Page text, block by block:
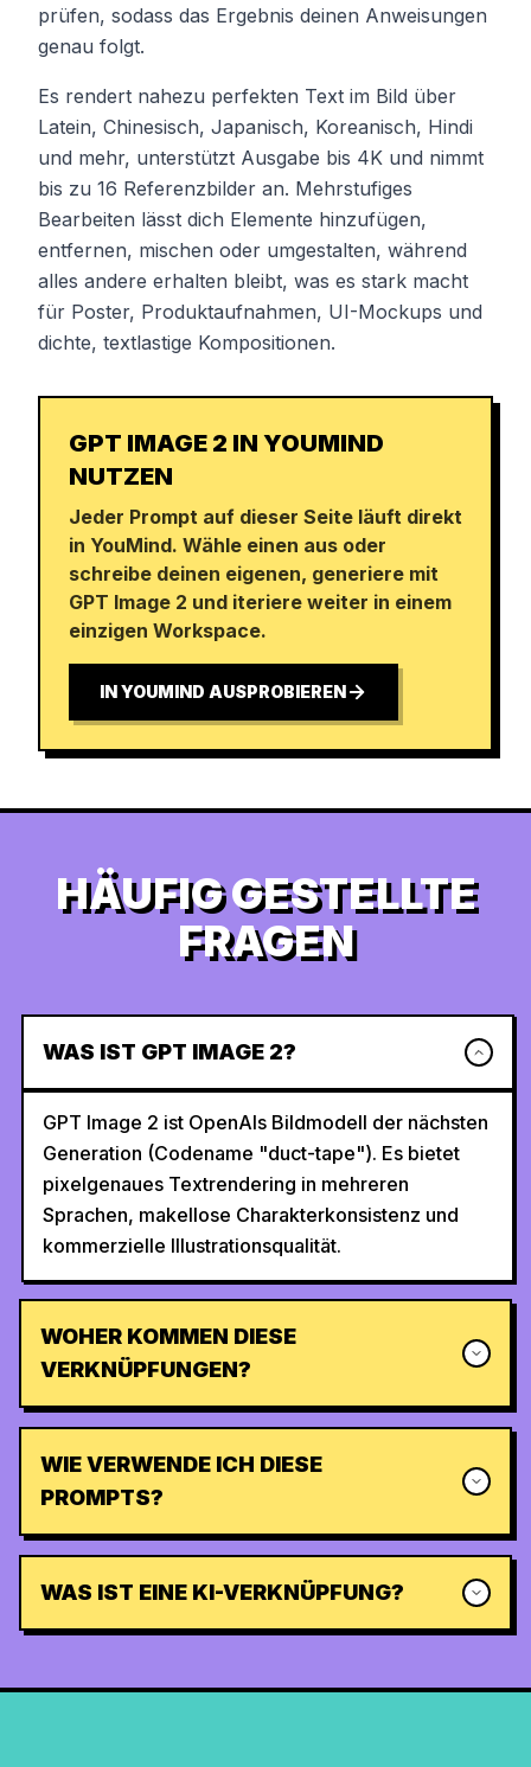
prüfen, sodass das Ergebnis deinen Anweisungen
genau folgt.
Es rendert nahezu perfekten Text im Bild über
Latein, Chinesisch, Japanisch, Koreanisch, Hindi
und mehr, unterstützt Ausgabe bis 4K und nimmt
bis zu 16 Referenzbilder an. Mehrstufiges
Bearbeiten lässt dich Elemente hinzufügen,
entfernen, mischen oder umgestalten, während
alles andere erhalten bleibt, was es stark macht
für Poster, Produktaufnahmen, UI-Mockups und
dichte, textlastige Kompositionen.
GPT IMAGE 2 IN YOUMIND
NUTZEN
Jeder Prompt auf dieser Seite läuft direkt
in YouMind. Wähle einen aus oder
schreibe deinen eigenen, generiere mit
GPT Image 2 und iteriere weiter in einem
einzigen Workspace.
IN YOUMIND AUSPROBIEREN
HÄUFIG GESTELLTE
FRAGEN
WAS IST GPT IMAGE 2?
GPT Image 2 ist OpenAIs Bildmodell der nächsten
Generation (Codename "duct-tape"). Es bietet
pixelgenaues Textrendering in mehreren
Sprachen, makellose Charakterkonsistenz und
kommerzielle Illustrationsqualität.
WOHER KOMMEN DIESE
VERKNÜPFUNGEN?
WIE VERWENDE ICH DIESE
PROMPTS?
WAS IST EINE KI-VERKNÜPFUNG?